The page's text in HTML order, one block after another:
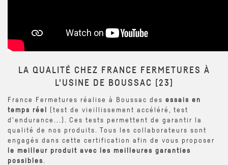
LA QUALITÉ CHEZ FRANCE FERMETURES À
L'USINE DE BOUSSAC (23)
France Fermetures réalise à Boussac des essais en
temps réel
(test de vieillissement accéléré, test
d'endurance...). Ces tests permettent de garantir la
qualité de nos produits. Tous les collaborateurs sont
engagés dans cette certification afin de vous proposer
le meilleur produit avec les meilleures garanties
possibles.